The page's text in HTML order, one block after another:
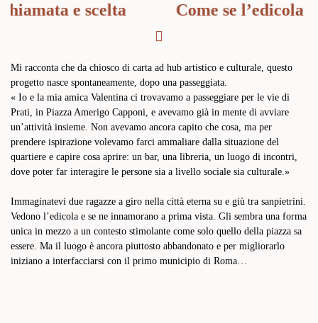
e scelta Come se l’edicola
Mi racconta che da chiosco di carta ad hub artistico e culturale, questo
progetto nasce spontaneamente, dopo una passeggiata.
« Io e la mia amica Valentina ci trovavamo a passeggiare per le vie di
Prati, in Piazza Amerigo Capponi, e avevamo già in mente di avviare
un’attività insieme. Non avevamo ancora capito che cosa, ma per
prendere ispirazione volevamo farci ammaliare dalla situazione del
quartiere e capire cosa aprire: un bar, una libreria, un luogo di incontri,
dove poter far interagire le persone sia a livello sociale sia culturale.»
Immaginatevi due ragazze a giro nella città eterna su e giù tra sanpietrini.
Vedono l’edicola e se ne innamorano a prima vista. Gli sembra una forma
unica in mezzo a un contesto stimolante come solo quello della piazza sa
essere. Ma il luogo è ancora piuttosto abbandonato e per migliorarlo
iniziano a interfacciarsi con il primo municipio di Roma…